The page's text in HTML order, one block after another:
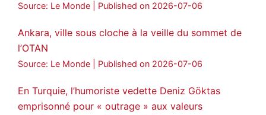
Source: Le Monde Published on 2026-07-06
Ankara, ville sous cloche à la veille du sommet de
l’OTAN
Source: Le Monde Published on 2026-07-06
En Turquie, l’humoriste vedette Deniz Göktas
emprisonné pour « outrage » aux valeurs